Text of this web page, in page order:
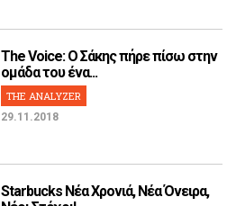
The Voice: Ο Σάκης πήρε πίσω στην
ομάδα του ένα...
THE ANALYZER
29.11.2018
Starbucks Νέα Χρονιά, Νέα Όνειρα,